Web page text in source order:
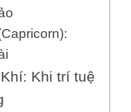
Khi trí tuệ